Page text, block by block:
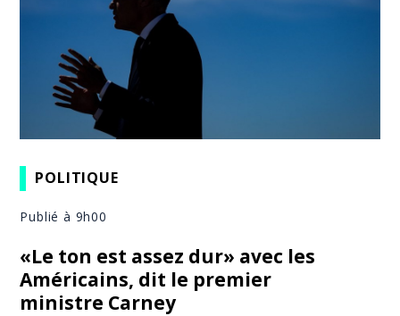
POLITIQUE
Publié à 9h00
«Le ton est assez dur» avec les
Américains, dit le premier
ministre Carney